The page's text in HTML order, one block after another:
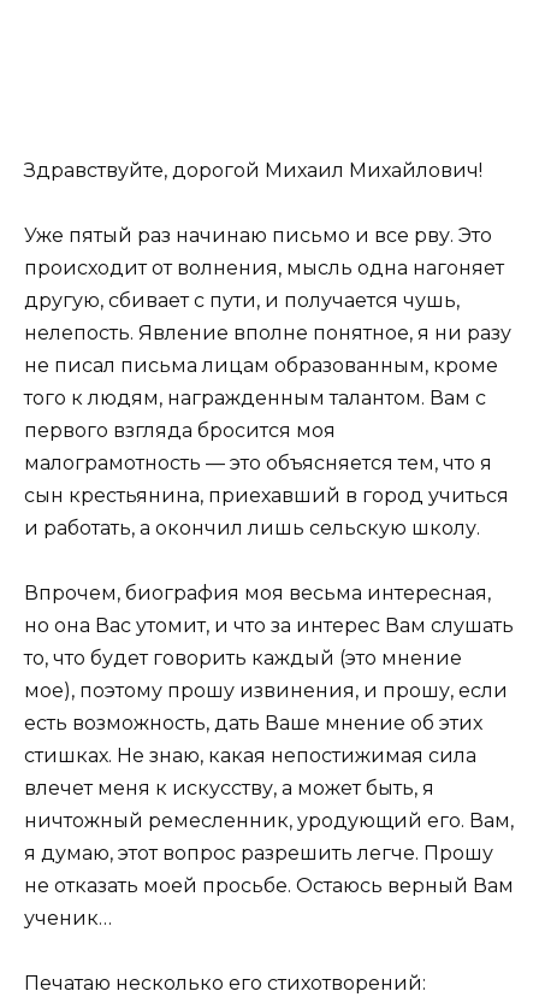
Здравствуйте, дорогой Михаил Михайлович!
Уже пятый раз начинаю письмо и все рву. Это
происходит от волнения, мысль одна нагоняет
другую, сбивает с пути, и получается чушь,
нелепость. Явление вполне понятное, я ни разу
не писал письма лицам образованным, кроме
того к людям, награжденным талантом. Вам с
первого взгляда бросится моя
малограмотность — это объясняется тем, что я
сын крестьянина, приехавший в город учиться
и работать, а окончил лишь сельскую школу.
Впрочем, биография моя весьма интересная,
но она Вас утомит, и что за интерес Вам слушать
то, что будет говорить каждый (это мнение
мое), поэтому прошу извинения, и прошу, если
есть возможность, дать Ваше мнение об этих
стишках. Не знаю, какая непостижимая сила
влечет меня к искусству, а может быть, я
ничтожный ремесленник, уродующий его. Вам,
я думаю, этот вопрос разрешить легче. Прошу
не отказать моей просьбе. Остаюсь верный Вам
ученик…
Печатаю несколько его стихотворений: